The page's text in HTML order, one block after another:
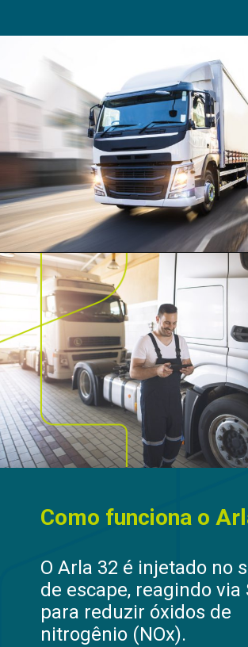
Como funciona o
O Arla 32 é injetado no
de escape, reagindo via
para reduzir óxidos de
nitrogênio (NOx).